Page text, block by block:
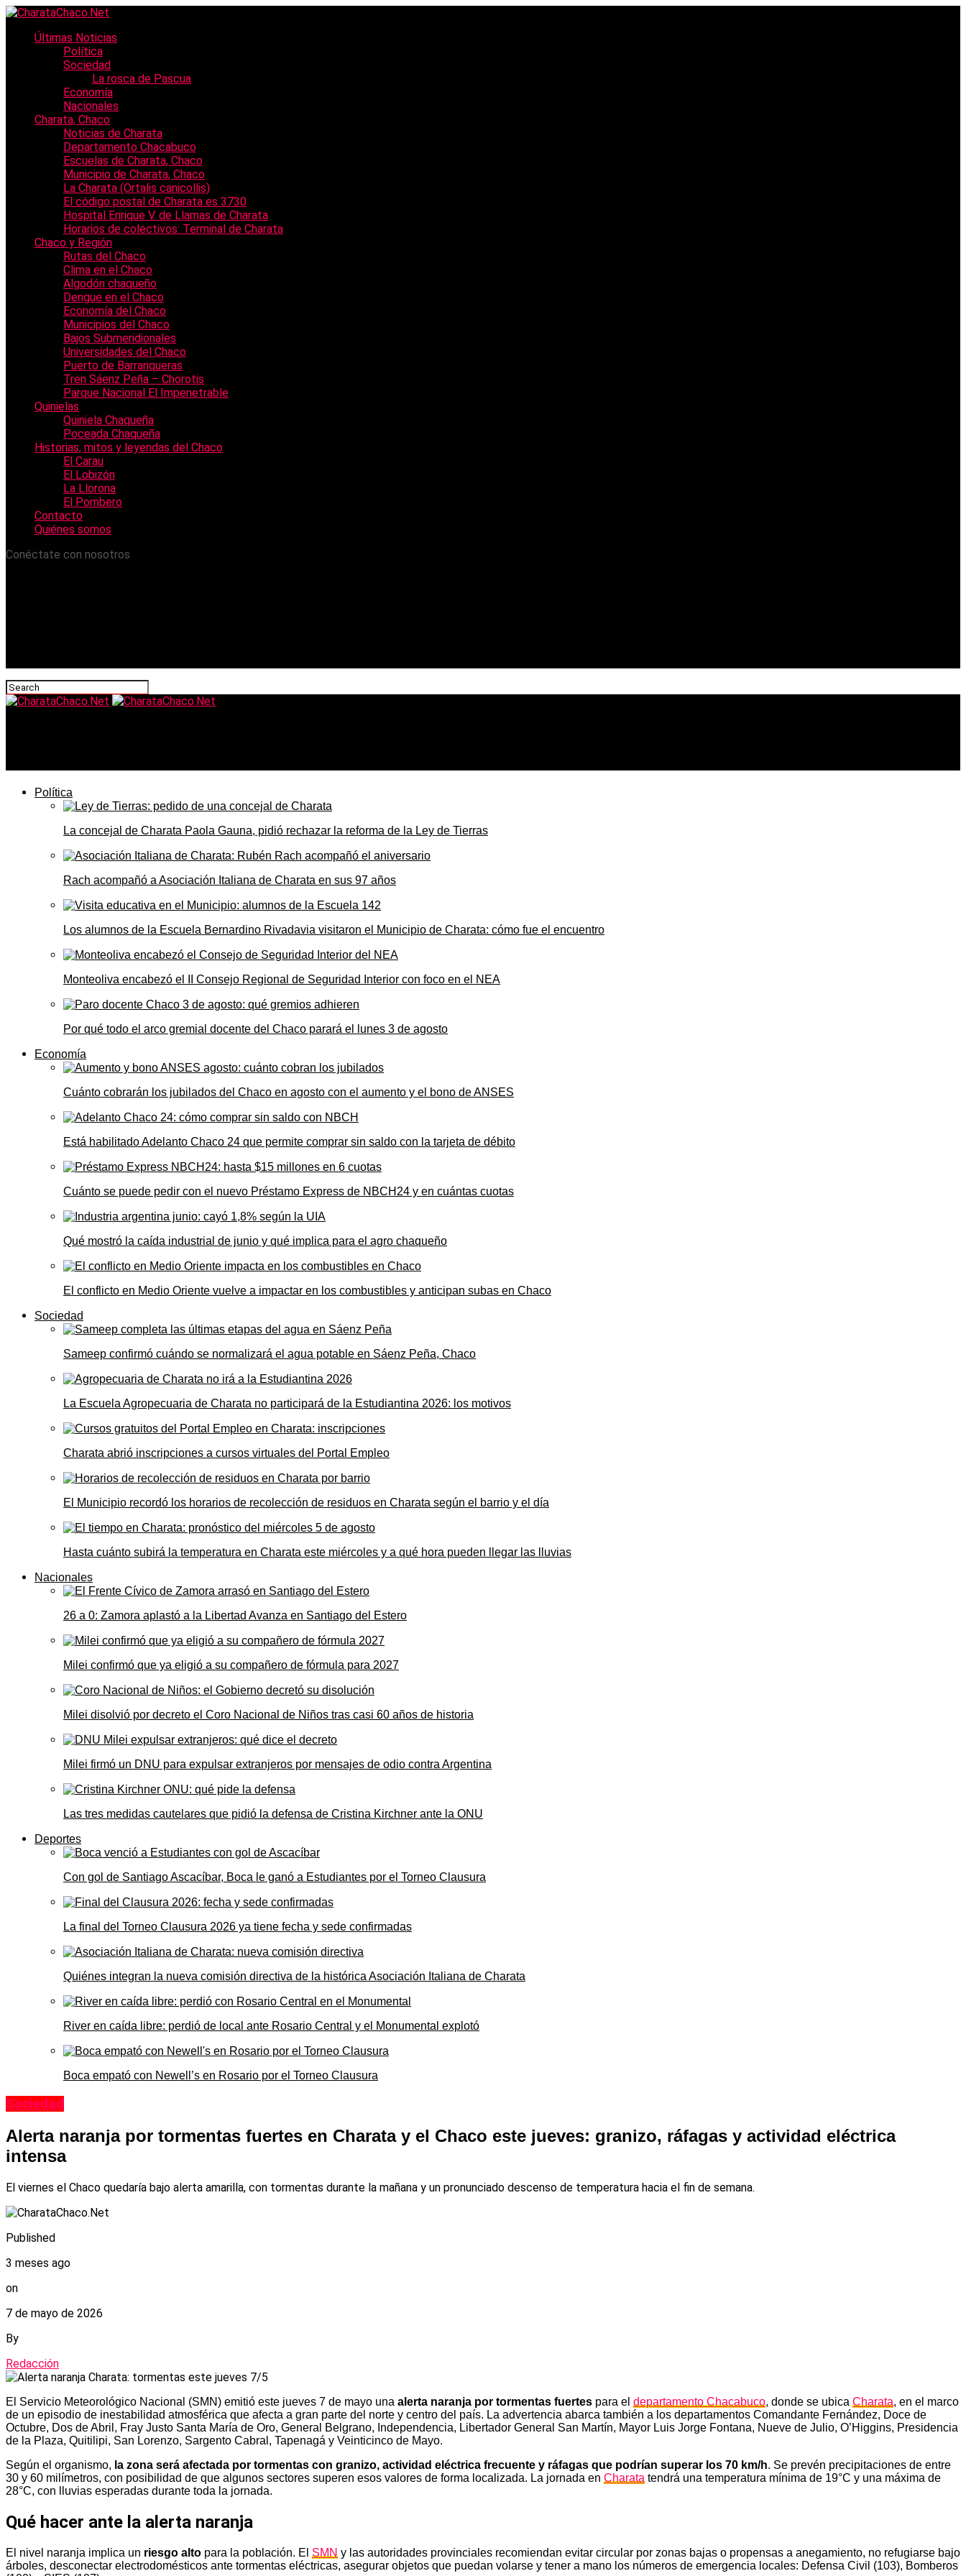
Últimas Noticias
Política
Sociedad
La rosca de Pascua
Economía
Nacionales
Charata, Chaco
Noticias de Charata
Departamento Chacabuco
Escuelas de Charata, Chaco
Municipio de Charata, Chaco
La Charata (Ortalis canicollis)
El código postal de Charata es 3730
Hospital Enrique V. de Llamas de Charata
Horarios de colectivos: Terminal de Charata
Chaco y Región
Rutas del Chaco
Clima en el Chaco
Algodón chaqueño
Dengue en el Chaco
Economía del Chaco
Municipios del Chaco
Bajos Submeridionales
Universidades del Chaco
Puerto de Barranqueras
Tren Sáenz Peña – Chorotis
Parque Nacional El Impenetrable
Quinielas
Quiniela Chaqueña
Poceada Chaqueña
Historias, mitos y leyendas del Chaco
El Carau
El Lobizón
La Llorona
El Pombero
Contacto
Quiénes somos
Conéctate con nosotros
Política
La concejal de Charata Paola Gauna, pidió rechazar la reforma de la Ley de Tierras
Rach acompañó a Asociación Italiana de Charata en sus 97 años
Los alumnos de la Escuela Bernardino Rivadavia visitaron el Municipio de Charata: cómo fue el encuentro
Monteoliva encabezó el II Consejo Regional de Seguridad Interior con foco en el NEA
Por qué todo el arco gremial docente del Chaco parará el lunes 3 de agosto
Economía
Cuánto cobrarán los jubilados del Chaco en agosto con el aumento y el bono de ANSES
Está habilitado Adelanto Chaco 24 que permite comprar sin saldo con la tarjeta de débito
Cuánto se puede pedir con el nuevo Préstamo Express de NBCH24 y en cuántas cuotas
Qué mostró la caída industrial de junio y qué implica para el agro chaqueño
El conflicto en Medio Oriente vuelve a impactar en los combustibles y anticipan subas en Chaco
Sociedad
Sameep confirmó cuándo se normalizará el agua potable en Sáenz Peña, Chaco
La Escuela Agropecuaria de Charata no participará de la Estudiantina 2026: los motivos
Charata abrió inscripciones a cursos virtuales del Portal Empleo
El Municipio recordó los horarios de recolección de residuos en Charata según el barrio y el día
Hasta cuánto subirá la temperatura en Charata este miércoles y a qué hora pueden llegar las lluvias
Nacionales
26 a 0: Zamora aplastó a la Libertad Avanza en Santiago del Estero
Milei confirmó que ya eligió a su compañero de fórmula para 2027
Milei disolvió por decreto el Coro Nacional de Niños tras casi 60 años de historia
Milei firmó un DNU para expulsar extranjeros por mensajes de odio contra Argentina
Las tres medidas cautelares que pidió la defensa de Cristina Kirchner ante la ONU
Deportes
Con gol de Santiago Ascacíbar, Boca le ganó a Estudiantes por el Torneo Clausura
La final del Torneo Clausura 2026 ya tiene fecha y sede confirmadas
Quiénes integran la nueva comisión directiva de la histórica Asociación Italiana de Charata
River en caída libre: perdió de local ante Rosario Central y el Monumental explotó
Boca empató con Newell’s en Rosario por el Torneo Clausura
Sociedad
Alerta naranja por tormentas fuertes en Charata y el Chaco este jueves: granizo, ráfagas y actividad eléctrica
intensa
El viernes el Chaco quedaría bajo alerta amarilla, con tormentas durante la mañana y un pronunciado descenso de temperatura hacia el fin de semana.
Published
3 meses ago
on
7 de mayo de 2026
By
Redacción
El Servicio Meteorológico Nacional (SMN) emitió este jueves 7 de mayo una alerta naranja por tormentas fuertes para el departamento Chacabuco, donde se ubica Charata, en el marco
de un episodio de inestabilidad atmosférica que afecta a gran parte del norte y centro del país. La advertencia abarca también a los departamentos Comandante Fernández, Doce de
Octubre, Dos de Abril, Fray Justo Santa María de Oro, General Belgrano, Independencia, Libertador General San Martín, Mayor Luis Jorge Fontana, Nueve de Julio, O’Higgins, Presidencia
de la Plaza, Quitilipi, San Lorenzo, Sargento Cabral, Tapenagá y Veinticinco de Mayo.
Según el organismo, la zona será afectada por tormentas con granizo, actividad eléctrica frecuente y ráfagas que podrían superar los 70 km/h. Se prevén precipitaciones de entre
30 y 60 milímetros, con posibilidad de que algunos sectores superen esos valores de forma localizada. La jornada en Charata tendrá una temperatura mínima de 19°C y una máxima de
28°C, con lluvias esperadas durante toda la jornada.
Qué hacer ante la alerta naranja
El nivel naranja implica un riesgo alto para la población. El SMN y las autoridades provinciales recomiendan evitar circular por zonas bajas o propensas a anegamiento, no refugiarse bajo
árboles, desconectar electrodomésticos ante tormentas eléctricas, asegurar objetos que puedan volarse y tener a mano los números de emergencia locales: Defensa Civil (103), Bomberos